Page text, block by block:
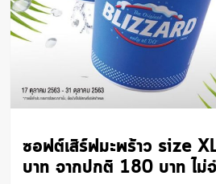
ซอฟต์เสิร์ฟมะพร้าว size
บาท จากปกติ 180 บาท ไม่